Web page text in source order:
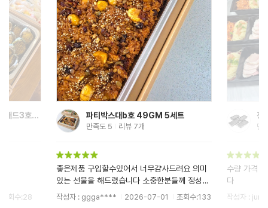
KLB 케이터링)대 50세트 /패드3호별매
조회수:28
파티박스대b호 49GM 5세트
만족도 5 리뷰 7개
좋은제품 구입할수있어서 너무걈사드려요 의미
있는 선물을 해드렸습니다 소중한분들께 정성을
선물하기에 너...
작성자 : ggga**** 2026-07-01 조회수:133
정
만
수량 가격
다
작성자 :